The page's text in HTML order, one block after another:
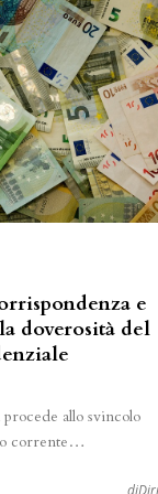
e
doverosità del
procede allo svincolo
corrente…